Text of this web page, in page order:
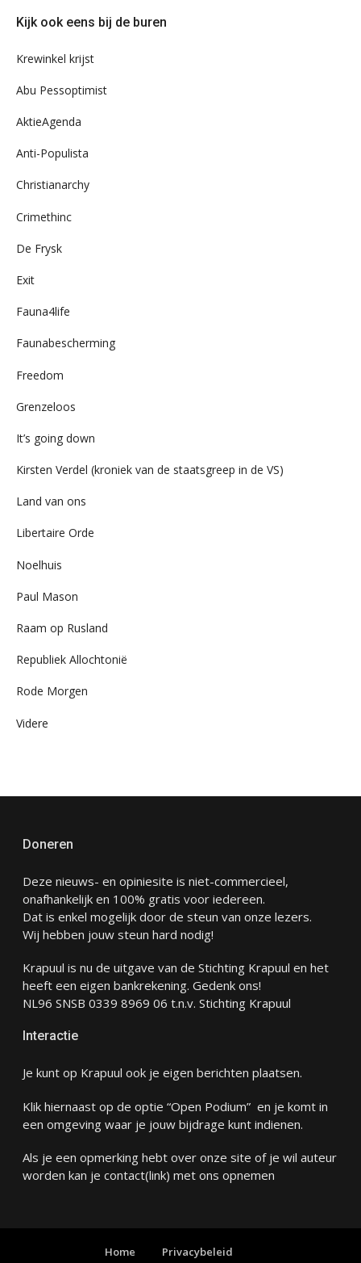
ons
Kijk ook eens bij de buren
Krewinkel krijst
Abu Pessoptimist
AktieAgenda
Anti-Populista
Christianarchy
Crimethinc
De Frysk
Exit
Fauna4life
Faunabescherming
Freedom
Grenzeloos
It’s going down
Kirsten Verdel (kroniek van de staatsgreep in de VS)
Land van ons
Libertaire Orde
Noelhuis
Paul Mason
Raam op Rusland
Republiek Allochtonië
Rode Morgen
Videre
Doneren
Deze nieuws- en opiniesite is niet-commercieel,
onafhankelijk en 100% gratis voor iedereen.
Dat is enkel mogelijk door de steun van onze lezers.
Wij hebben jouw steun hard nodig!
Krapuul is nu de uitgave van de Stichting Krapuul en het
heeft een eigen bankrekening. Gedenk ons!
NL96 SNSB 0339 8969 06 t.n.v. Stichting Krapuul
Interactie
Je kunt op Krapuul ook je eigen berichten plaatsen.
Klik hiernaast op de optie “Open Podium” en je komt in
een omgeving waar je jouw bijdrage kunt indienen.
Als je een opmerking hebt over onze site of je wil auteur
worden kan je contact(link) met ons opnemen
Home Privacybeleid